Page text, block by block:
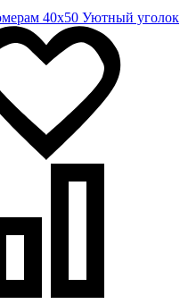
40х50 Уютный уголок